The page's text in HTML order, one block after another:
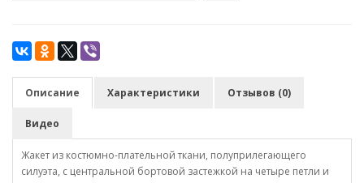
Описание Характеристики Отзывов (0)
Видео
Жакет из костюмно-плательной ткани, полуприлегающего
силуэта, с центральной бортовой застежкой на четыре петли и